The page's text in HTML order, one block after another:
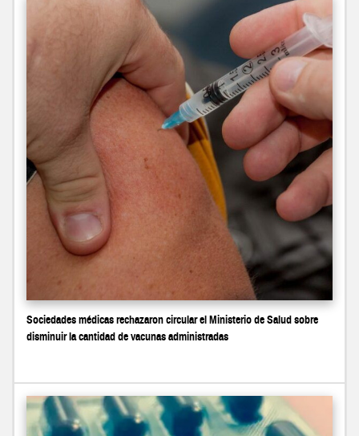
Sociedades médicas rechazaron circular el Ministerio de Salud sobre
disminuir la cantidad de vacunas administradas